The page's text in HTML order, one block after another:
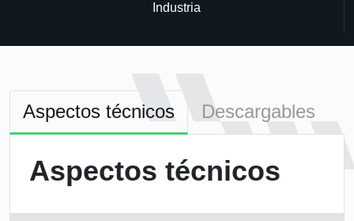
Industria
Aspectos técnicos Descargables
Aspectos técnicos